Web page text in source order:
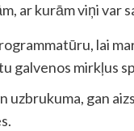
ar kurām viņi var
lai
galvenos mirkļus
uzbrukuma, gan